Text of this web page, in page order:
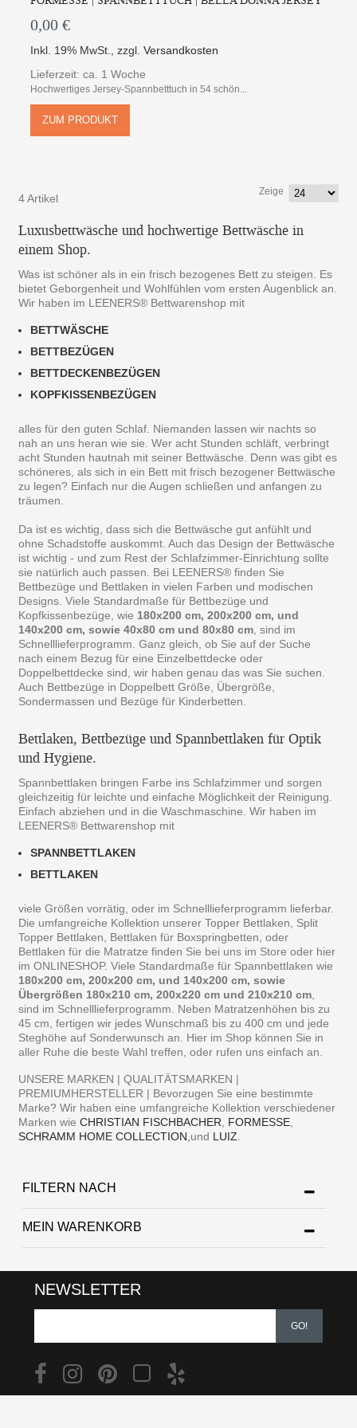
0,00 €
Inkl. 19% MwSt.,zzgl.Versandkosten
Lieferzeit: ca. 1 Woche
Hochwertiges Jersey-Spannbetttuch in 54 schön...
ZUM PRODUKT
4 Artikel
Zeige
Luxusbettwäsche und hochwertige Bettwäsche in
einem Shop.
Was ist schöner als in ein frisch bezogenes Bett zu steigen. Es
bietet Geborgenheit und Wohlfühlen vom ersten Augenblick an.
Wir haben im LEENERS® Bettwarenshop mit
BETTWÄSCHE
BETTBEZÜGEN
BETTDECKENBEZÜGEN
KOPFKISSENBEZÜGEN
alles für den guten Schlaf. Niemanden lassen wir nachts so
nah an uns heran wie sie. Wer acht Stunden schläft, verbringt
acht Stunden hautnah mit seiner Bettwäsche. Denn was gibt es
schöneres, als sich in ein Bett mit frisch bezogener Bettwäsche
zu legen? Einfach nur die Augen schließen und anfangen zu
träumen.
Da ist es wichtig, dass sich die Bettwäsche gut anfühlt und
ohne Schadstoffe auskommt. Auch das Design der Bettwäsche
ist wichtig - und zum Rest der Schlafzimmer-Einrichtung sollte
sie natürlich auch passen. Bei LEENERS® finden Sie
Bettbezüge und Bettlaken in vielen Farben und modischen
Designs. Viele Standardmaße für Bettbezüge und
Kopfkissenbezüge, wie 180x200 cm, 200x200 cm, und
140x200 cm, sowie 40x80 cm und 80x80 cm, sind im
Schnelllieferprogramm. Ganz gleich, ob Sie auf der Suche
nach einem Bezug für eine Einzelbettdecke oder
Doppelbettdecke sind, wir haben genau das was Sie suchen.
Auch Bettbezüge in Doppelbett Größe, Übergröße,
Sondermassen und Bezüge für Kinderbetten.
Bettlaken, Bettbezüge und Spannbettlaken für Optik
und Hygiene.
Spannbettlaken bringen Farbe ins Schlafzimmer und sorgen
gleichzeitig für leichte und einfache Möglichkeit der Reinigung.
Einfach abziehen und in die Waschmaschine. Wir haben im
LEENERS® Bettwarenshop mit
SPANNBETTLAKEN
BETTLAKEN
viele Größen vorrätig, oder im Schnelllieferprogramm lieferbar.
Die umfangreiche Kollektion unserer Topper Bettlaken, Split
Topper Bettlaken, Bettlaken für Boxspringbetten, oder
Bettlaken für die Matratze finden Sie bei uns im Store oder hier
im ONLINESHOP. Viele Standardmaße für Spannbettlaken wie
180x200 cm, 200x200 cm, und 140x200 cm, sowie
Übergrößen 180x210 cm, 200x220 cm und 210x210 cm,
sind im Schnelllieferprogramm. Neben Matratzenhöhen bis zu
45 cm, fertigen wir jedes Wunschmaß bis zu 400 cm und jede
Steghöhe auf Sonderwunsch an. Hier im Shop können Sie in
aller Ruhe die beste Wahl treffen, oder rufen uns einfach an.
UNSERE MARKEN | QUALITÄTSMARKEN |
PREMIUMHERSTELLER | Bevorzugen Sie eine bestimmte
Marke? Wir haben eine umfangreiche Kollektion verschiedener
Marken wieCHRISTIAN FISCHBACHER, FORMESSE,
SCHRAMM HOME COLLECTION,und LUIZ.
FILTERN NACH
MEIN WARENKORB
NEWSLETTER
GO!